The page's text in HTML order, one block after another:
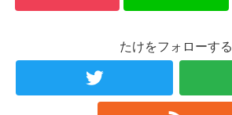
たけをフォローする